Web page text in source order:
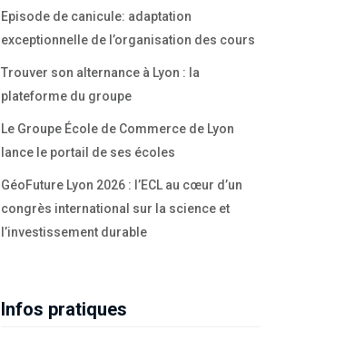
Episode de canicule: adaptation
exceptionnelle de l’organisation des cours
Trouver son alternance à Lyon : la
plateforme du groupe
Le Groupe École de Commerce de Lyon
lance le portail de ses écoles
GéoFuture Lyon 2026 : l’ECL au cœur d’un
congrès international sur la science et
l’investissement durable
Infos pratiques